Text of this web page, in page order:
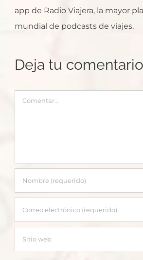
app de Radio Viajera, la mayor
mundial de podcasts de viajes.
Deja tu comentario
Comentar